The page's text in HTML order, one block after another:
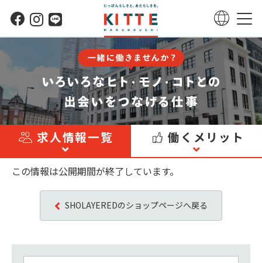
求人情報一覧 働くメリット
この情報は公開期間が終了しています。
SHOLAYEREDのショップページへ戻る